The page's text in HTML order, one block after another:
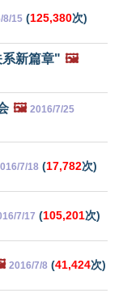
8/15 (125,380次)
新篇章" 🖼️
🖼️ 2016/7/25
7/18 (17,782次)
7/17 (105,201次)
2016/7/8 (41,424次)